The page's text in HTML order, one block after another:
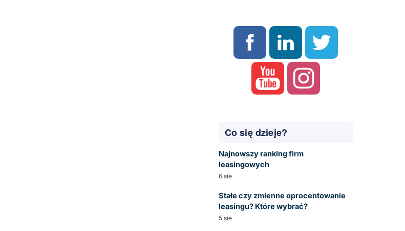
Co się dzieje?
Najnowszy ranking firm
leasingowych
6 sie
Stałe czy zmienne oprocentowanie
leasingu? Które wybrać?
5 sie